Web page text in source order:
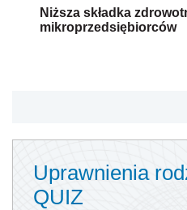
Niższa składka
mikroprzedsiębiorców
Uprawnienia
QUIZ